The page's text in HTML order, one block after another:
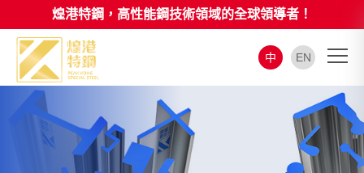
煌港特鋼，高性能鋼技術領域的全球領導者！
中 EN